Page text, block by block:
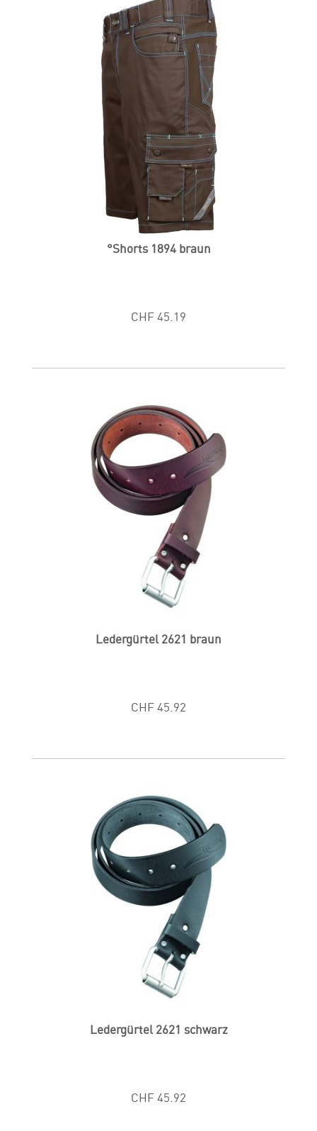
°Shorts 1894 braun
CHF 45.19
Ledergürtel 2621 braun
CHF 45.92
Ledergürtel 2621 schwarz
CHF 45.92